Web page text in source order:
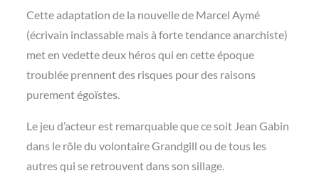
Cette adaptation de la nouvelle de Marcel Aymé
(écrivain inclassable mais à forte tendance anarchiste)
met en vedette deux héros qui en cette époque
troublée prennent des risques pour des raisons
purement égoïstes.
Le jeu d’acteur est remarquable que ce soit Jean Gabin
dans le rôle du volontaire Grandgill ou de tous les
autres qui se retrouvent dans son sillage.